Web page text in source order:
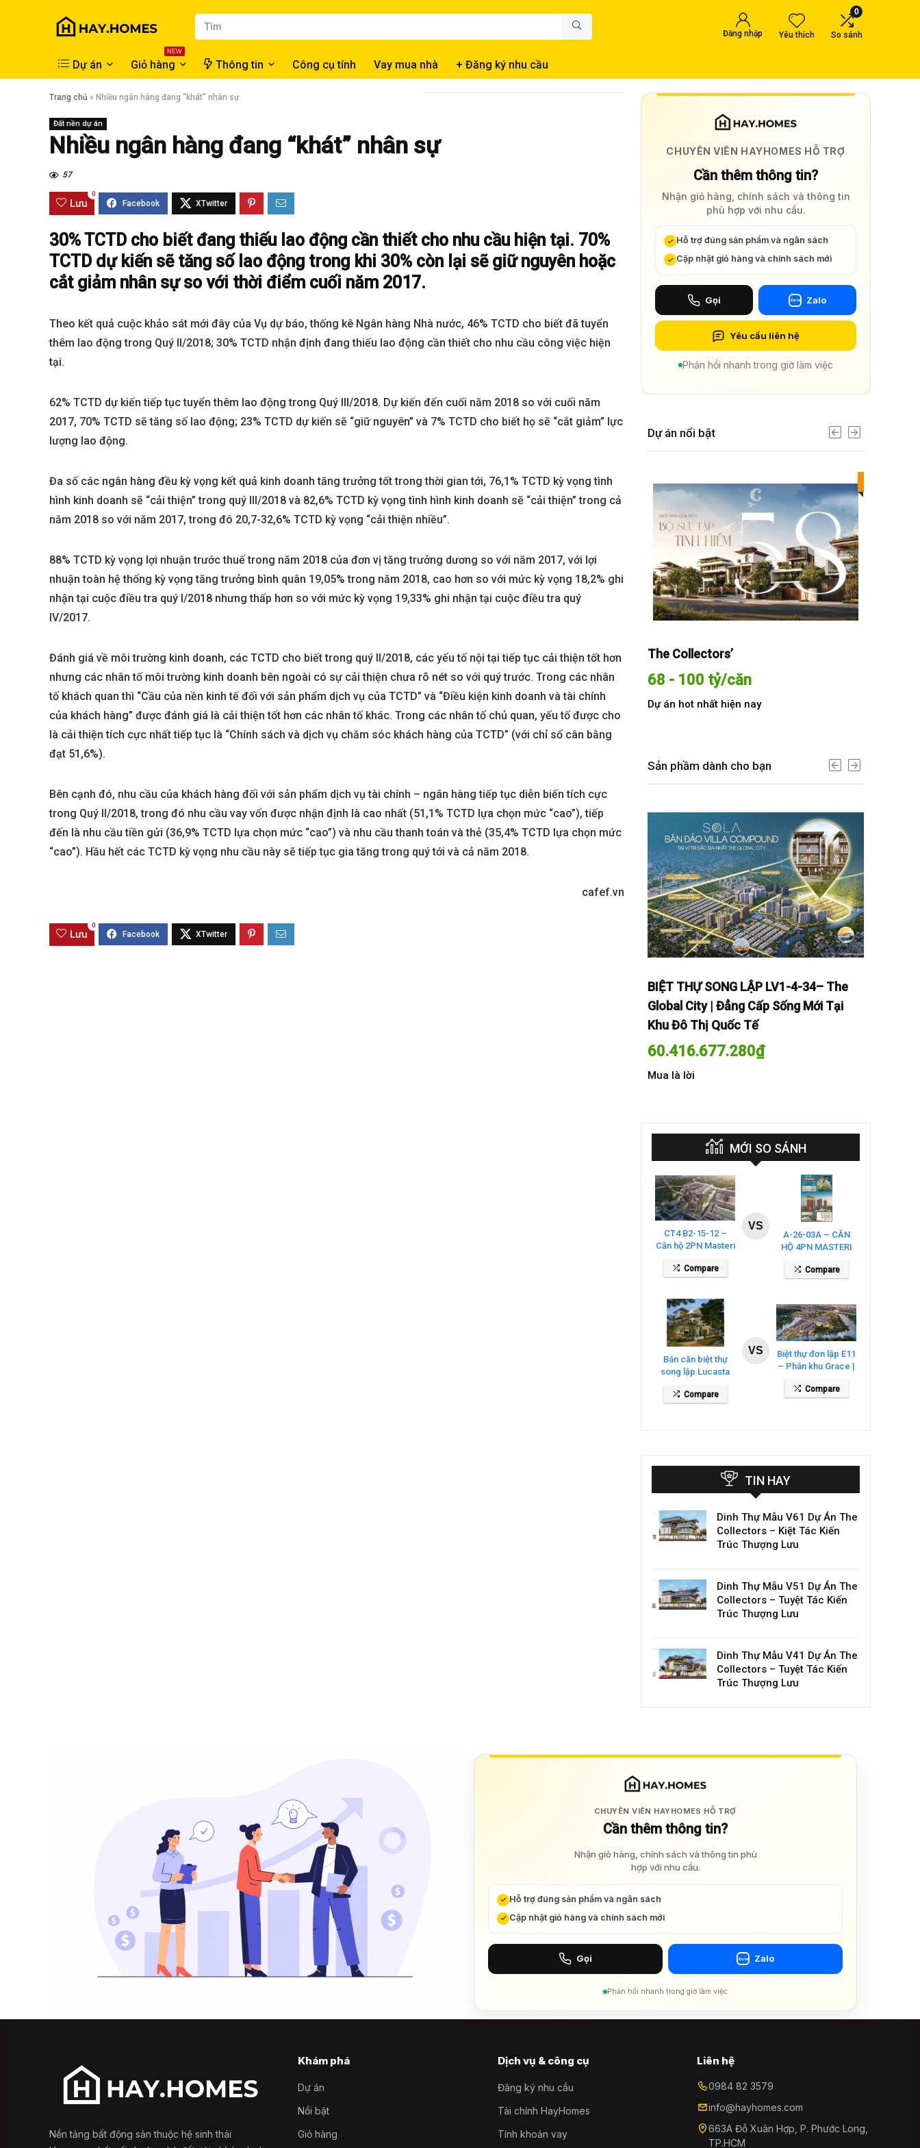
Đăng nhập Yêu thích
0
So sánh
Dự án
NEW
Giỏ hàng Thông tin Công cụ tính Vay mua nhà + Đăng ký nhu cầu
Trang chủ » Nhiều ngân hàng đang “khát” nhân sự
Đất nền dự án
Nhiều ngân hàng đang “khát” nhân sự
57
Lưu
0
30% TCTD cho biết đang thiếu lao động cần thiết cho nhu cầu hiện tại. 70%
TCTD dự kiến sẽ tăng số lao động trong khi 30% còn lại sẽ giữ nguyên hoặc
cắt giảm nhân sự so với thời điểm cuối năm 2017.
Theo kết quả cuộc khảo sát mới đây của Vụ dự báo, thống kê Ngân hàng Nhà nước, 46% TCTD cho biết đã tuyển
thêm lao động trong Quý II/2018; 30% TCTD nhận định đang thiếu lao động cần thiết cho nhu cầu công việc hiện
tại.
62% TCTD dự kiến tiếp tục tuyển thêm lao động trong Quý III/2018. Dự kiến đến cuối năm 2018 so với cuối năm
2017, 70% TCTD sẽ tăng số lao động; 23% TCTD dự kiến sẽ “giữ nguyên” và 7% TCTD cho biết họ sẽ “cắt giảm” lực
lượng lao động.
Đa số các ngân hàng đều kỳ vọng kết quả kinh doanh tăng trưởng tốt trong thời gian tới, 76,1% TCTD kỳ vọng tình
hình kinh doanh sẽ “cải thiện” trong quý III/2018 và 82,6% TCTD kỳ vọng tình hình kinh doanh sẽ “cải thiện” trong cả
năm 2018 so với năm 2017, trong đó 20,7-32,6% TCTD kỳ vọng “cải thiện nhiều”.
88% TCTD kỳ vọng lợi nhuận trước thuế trong năm 2018 của đơn vị tăng trưởng dương so với năm 2017, với lợi
nhuận toàn hệ thống kỳ vọng tăng trưởng bình quân 19,05% trong năm 2018, cao hơn so với mức kỳ vọng 18,2% ghi
nhận tại cuộc điều tra quý I/2018 nhưng thấp hơn so với mức kỳ vọng 19,33% ghi nhận tại cuộc điều tra quý
IV/2017.
Đánh giá về môi trường kinh doanh, các TCTD cho biết trong quý II/2018, các yếu tố nội tại tiếp tục cải thiện tốt hơn
nhưng các nhân tố môi trường kinh doanh bên ngoài có sự cải thiện chưa rõ nét so với quý trước. Trong các nhân
tố khách quan thì “Cầu của nền kinh tế đối với sản phẩm dịch vụ của TCTD” và “Điều kiện kinh doanh và tài chính
của khách hàng” được đánh giá là cải thiện tốt hơn các nhân tố khác. Trong các nhân tố chủ quan, yếu tố được cho
là cải thiện tích cực nhất tiếp tục là “Chính sách và dịch vụ chăm sóc khách hàng của TCTD” (với chỉ số cân bằng
đạt 51,6%).
Bên cạnh đó, nhu cầu của khách hàng đối với sản phẩm dịch vụ tài chính – ngân hàng tiếp tục diễn biến tích cực
trong Quý II/2018, trong đó nhu cầu vay vốn được nhận định là cao nhất (51,1% TCTD lựa chọn mức “cao”), tiếp
đến là nhu cầu tiền gửi (36,9% TCTD lựa chọn mức “cao”) và nhu cầu thanh toán và thẻ (35,4% TCTD lựa chọn mức
“cao”). Hầu hết các TCTD kỳ vọng nhu cầu này sẽ tiếp tục gia tăng trong quý tới và cả năm 2018.
cafef.vn
Lưu
0
CHUYÊN VIÊN HAYHOMES HỖ TRỢ
Cần thêm thông tin?
Nhận giỏ hàng, chính sách và thông tin
phù hợp với nhu cầu.
Hỗ trợ đúng sản phẩm và ngân sách
Cập nhật giỏ hàng và chính sách mới
Gọi Zalo Zalo
Yêu cầu liên hệ
Phản hồi nhanh trong giờ làm việc
Dự án nổi bật
The Global City
68 tỷ/căn
án hot nhất hiện nay
Gladia By The Waters
Từ 23 tỷ/căn
Dự án hot nhất hiện nay
Metropolis Thủ Thiêm
Call
Dự án hot nhất hiện nay
The Collectors’
68 - 100 tỷ/căn
Dự án hot nhất hiện nay
Sản phầm dành cho bạn
BIỆT THỰ SONG LẬP LV1-4-34– The
Global City | Đẳng Cấp Sống Mới Tại
Khu Đô Thị Quốc Tế
60.416.677.280₫
Mua là lời
MỚI SO SÁNH
CT4 B2-15-12 –
Căn hộ 2PN Masteri
Compare
VS
A-26-03A – CĂN
HỘ 4PN MASTERI
COSMO CENTRAL
– THE GLOBAL
Compare
Bán căn biệt thự
song lập Lucasta
Villa – DT 175m2
giá 26 tỷ
Compare
VS
Biệt thự đơn lập E11
– Phân khu Grace |
Waters
Compare
TIN HAY
Dinh Thự Mẫu V61 Dự Án The
Collectors – Kiệt Tác Kiến
Trúc Thượng Lưu
Dinh Thự Mẫu V51 Dự Án The
Collectors – Tuyệt Tác Kiến
Trúc Thượng Lưu
Dinh Thự Mẫu V41 Dự Án The
Collectors – Tuyệt Tác Kiến
Trúc Thượng Lưu
CHUYÊN VIÊN HAYHOMES HỖ TRỢ
Cần thêm thông tin?
Nhận giỏ hàng, chính sách và thông tin phù
hợp với nhu cầu.
Hỗ trợ đúng sản phẩm và ngân sách
Cập nhật giỏ hàng và chính sách mới
Gọi Zalo Zalo
Phản hồi nhanh trong giờ làm việc
Nền tảng bất động sản thuộc hệ sinh thái
Khám phá
Dự án
Nổi bật
Giỏ hàng
Dịch vụ & công cụ
Đăng ký nhu cầu
Tài chính HayHomes
Tính khoản vay
Liên hệ
0984 82 3579
info@hayhomes.com
663A Đỗ Xuân Hợp, P. Phước Long,
TP.HCM